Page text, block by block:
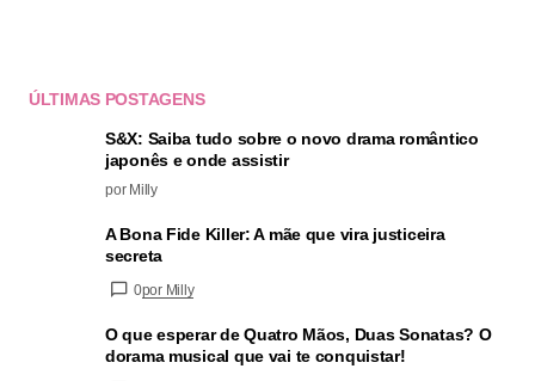
ÚLTIMAS POSTAGENS
S&X: Saiba tudo sobre o novo drama romântico
japonês e onde assistir
por Milly
A Bona Fide Killer: A mãe que vira justiceira
secreta
0por Milly
O que esperar de Quatro Mãos, Duas Sonatas? O
dorama musical que vai te conquistar!